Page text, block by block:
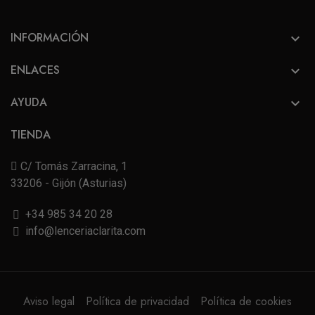
INFORMACIÓN 
ENLACES 
AYUDA 
TIENDA
C/ Tomás Zarracina, 1
33206 - Gijón (Asturias)
+34 985 34 20 28
info@lenceriaclarita.com
Aviso legal Política de privacidad Política de cookies